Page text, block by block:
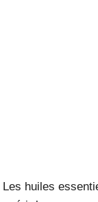
Les huiles